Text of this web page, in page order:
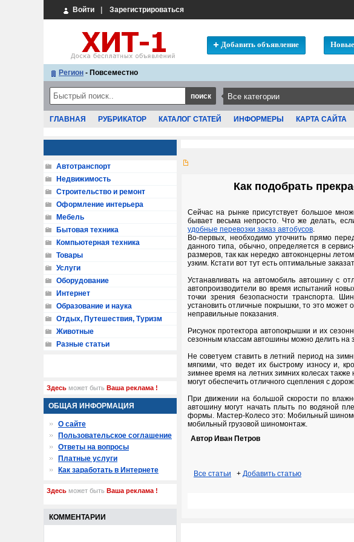
Войти Зарегистрироваться
Добавить объявление Новые
Регион - Повсеместно
ГЛАВНАЯ РУБРИКАТОР КАТАЛОГ СТАТЕЙ ИНФОРМЕРЫ КАРТА САЙТА
Как подобрать
Сейчас на рынке присутствует большое
бывает весьма непросто. Что же делать,
удобные перевозки заказ автобусов.
Во-первых, необходимо уточнить прямо
данного типа, обычно, определяется в
размеров, так как нередко автоконцерны
узким. Кстати вот тут есть оптимальные
Устанавливать на автомобиль автошину с
автопроизводители во время испытаний
точки зрения безопасности транспорта.
установить отличные покрышки, то это может
неправильные показания.
Рисунок протектора автопокрышки и их
сезонным классам автошины можно делить на
Не советуем ставить в летний период на
мягкими, что ведет их быстрому износу и,
зимнее время на летних зимних колесах
могут обеспечить отличного сцепления с
При движении на большой скорости по
автошину могут начать плыть по водяной
формы. Мастер-Колесо это: Мобильный
мобильный грузовой шиномонтаж.
Автор Иван Петров
Все статьи + Добавить статью
Автотранспорт
Недвижимость
Строительство и ремонт
Оформление интерьера
Мебель
Бытовая техника
Компьютерная техника
Товары
Услуги
Оборудование
Интернет
Образование и наука
Отдых, Путешествия, Туризм
Животные
Разные статьи
Здесь может быть Ваша реклама !
ОБЩАЯ ИНФОРМАЦИЯ
О сайте
Пользовательское соглашение
Ответы на вопросы
Платные услуги
Как заработать в Интернете
Здесь может быть Ваша реклама !
КОММЕНТАРИИ